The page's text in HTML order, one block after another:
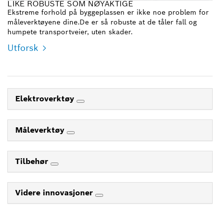
LIKE ROBUSTE SOM NØYAKTIGE
Ekstreme forhold på byggeplassen er ikke noe problem for
måleverktøyene dine.De er så robuste at de tåler fall og
humpete transportveier, uten skader.
Utforsk
Elektroverktøy
Måleverktøy
Tilbehør
Videre innovasjoner